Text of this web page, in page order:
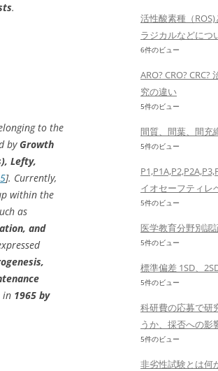
.
to the
by Growth
Lefty,
5]. Currently,
within the
as
and
in 1965 by
活性酸素種（ROS)
ラジカルなどにつ
6件のビュー
ARO? CRO?
究の違い
5件のビュー
間質、間葉、間充
5件のビュー
イオセーフティレ
5件のビュー
医学教育分野別認
5件のビュー
標準偏差 1SD、
5件のビュー
科研費の応募で研
うか、採否への影
5件のビュー
非劣性試験とは何